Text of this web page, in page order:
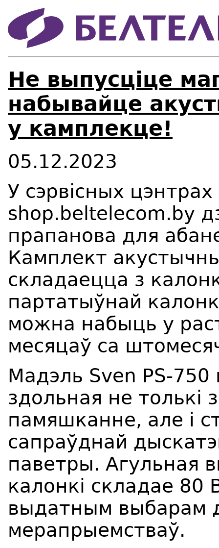
Не выпусціце
набывайце
у камплекце!
05.12.2023
У сэрвісных
shop.beltelecom.by
прапанова для
Камплект
складаецца з
партатыўнай
можна набыць у
месяцаў са
Мадэль Sven PS-750
здольная не толькі
памяшканне, але і
сапраўднай
паветры. Агульная
калонкі складае 80
выдатным выбарам
мерапрыемстваў.